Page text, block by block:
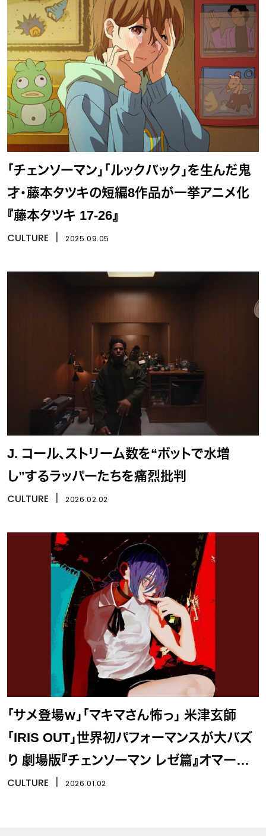
「チェンソーマン」「ルックバック」を生んだ鬼
才・藤本タツキの短編8作品が一挙アニメ化
『藤本タツキ 17-26』
CULTURE 2025.09.05
J. コール、ストリーム数を“ボットで水増
し”するラッパーたちを痛烈批判
CULTURE 2026.02.02
「サメ登場ｗ」「マキマさん怖っ」 米津玄師
「IRIS OUT」世界初パフォーマンスが大バズ
り 劇場版『チェンソーマン レゼ篇』オマージ
ュにファン大歓喜
CULTURE 2026.01.02